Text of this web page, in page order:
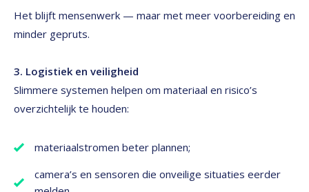
Het blijft mensenwerk — maar met meer voorbereiding en
minder gepruts.
3. Logistiek en veiligheid
Slimmere systemen helpen om materiaal en risico’s
overzichtelijk te houden:
materiaalstromen beter plannen;
camera’s en sensoren die onveilige situaties eerder